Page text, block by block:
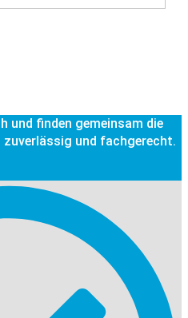
und finden gemeinsam die
und fachgerecht.